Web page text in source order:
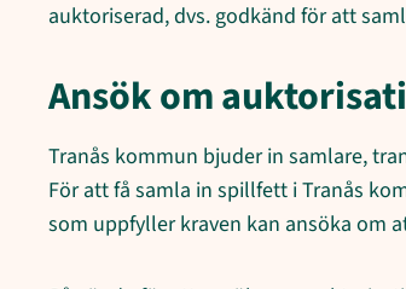
auktoriserad, dvs. godkänd för att
Ansök om
Tranås kommun bjuder in samlare,
För att få samla in spillfett i Tranås
som uppfyller kraven kan ansöka om